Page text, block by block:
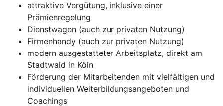
attraktive Vergütung, inklusive einer
Prämienregelung
Dienstwagen (auch zur privaten Nutzung)
Firmenhandy (auch zur privaten Nutzung)
modern ausgestatteter Arbeitsplatz, direkt am
Stadtwald in Köln
Förderung der Mitarbeitenden mit vielfältigen und
individuellen Weiterbildungsangeboten und
Coachings